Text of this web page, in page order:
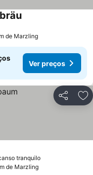
Ver preços
de Marzling
Ver preços
Partilhar
tranquiloVer preços
de Marzling